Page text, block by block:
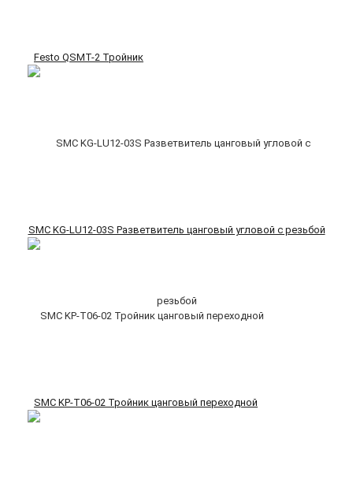
Festo QSMT-2 Тройник
SMC KG-LU12-03S Разветвитель цанговый угловой с резьбой
SMC KP-T06-02 Тройник цанговый переходной